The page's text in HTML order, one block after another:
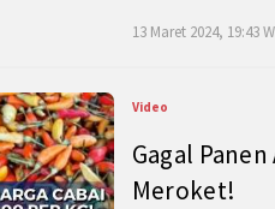
13 Maret 2024, 19:43
Video
Gagal
Meroket!